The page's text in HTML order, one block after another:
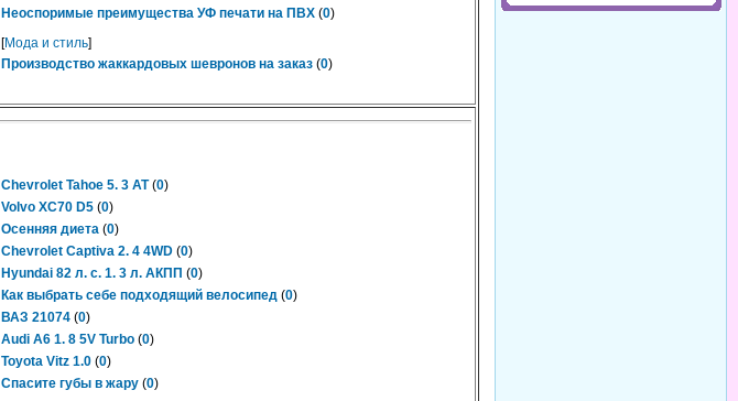
Неоспоримые преимущества УФ печати на ПВХ (0)
[Мода и стиль]
Производство жаккардовых шевронов на заказ (0)
Chevrolet Tahoe 5. 3 AT (0)
Volvo XC70 D5 (0)
Осенняя диета (0)
Chevrolet Captiva 2. 4 4WD (0)
Hyundai 82 л. с. 1. 3 л. АКПП (0)
Как выбрать себе подходящий велосипед (0)
ВАЗ 21074 (0)
Audi A6 1. 8 5V Turbo (0)
Toyota Vitz 1.0 (0)
Спасите губы в жару (0)